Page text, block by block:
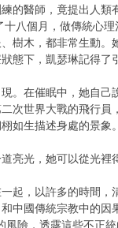
的醫師，竟提出人類
八個月，做傳統心理
樹木，都非常生動。
態下，凱瑟琳記得了
在催眠中，她自己
次世界大戰的飛行員
如生描述身處的景象
光，她可以從光裡
，以許多的時間，
中國傳統宗教中的因
險，透露這些不正統